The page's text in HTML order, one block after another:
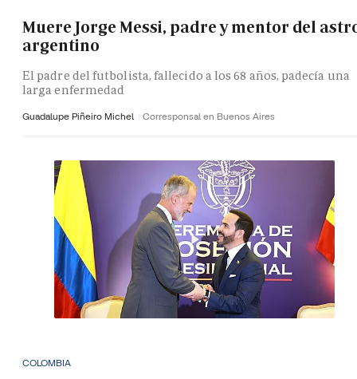
Muere Jorge Messi, padre y mentor del
argentino
El padre del futbolista, fallecido a los 68 años, padecía una
larga enfermedad
Guadalupe Piñeiro Michel Corresponsal en Buenos Aires
COLOMBIA